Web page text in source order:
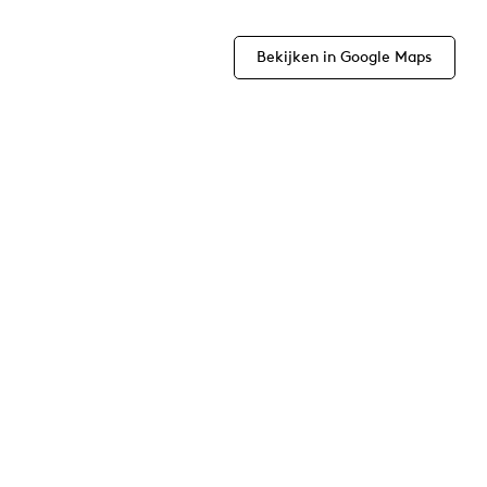
Bekijken in Google Maps